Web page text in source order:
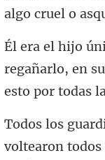
regañarlo, en